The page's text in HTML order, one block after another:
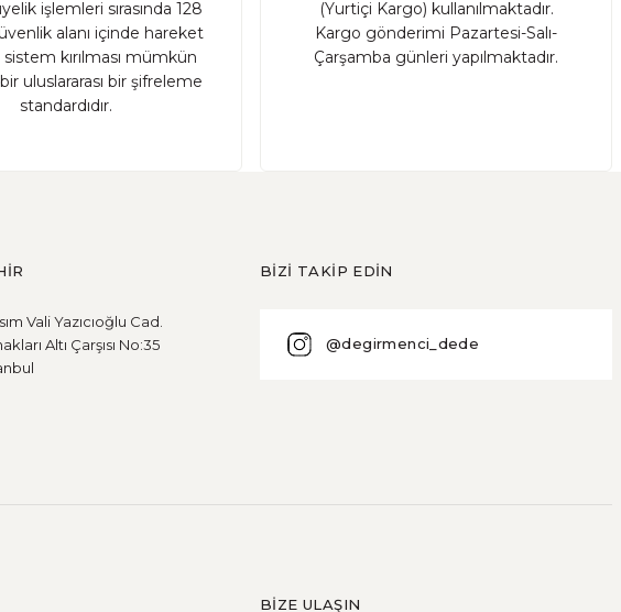
doğrudur. Ekmeği sağlıksız olmasına neden olan faktörler,
işlemleri sırasında 128
alanı içinde hareket
kırılması mümkün
uluslararası bir şifreleme
standardıdır.
(Yurtiçi Kargo) kullanılmaktadır.
Kargo gönderimi Pazartesi-Salı-
Çarşamba günleri yapılmaktadır.
Vali Yazıcıoğlu Cad.
Altı Çarşısı No:35
BİZİ TAKİP EDİN
@degirmenci_dede
BİZE ULAŞIN